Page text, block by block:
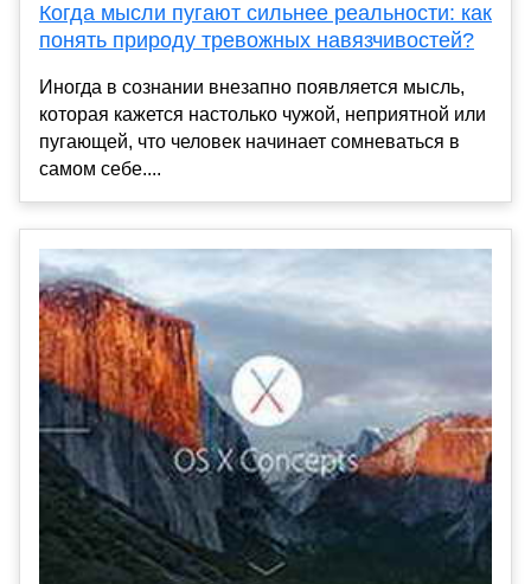
Когда мысли пугают сильнее реальности: как
понять природу тревожных навязчивостей?
Иногда в сознании внезапно появляется мысль,
которая кажется настолько чужой, неприятной или
пугающей, что человек начинает сомневаться в
самом себе....